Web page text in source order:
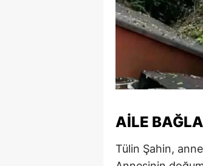
AILE
Tülin Şahin,